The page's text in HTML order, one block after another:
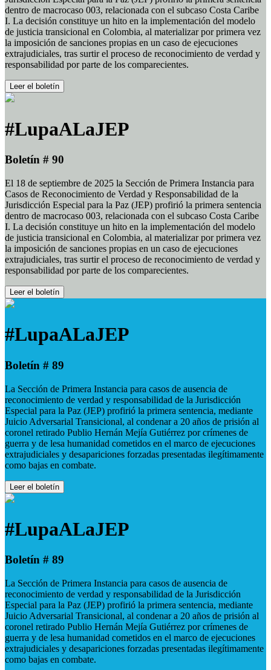
dentro de macrocaso 003, relacionada con el subcaso Costa Caribe
I. La decisión constituye un hito en la implementación del modelo
de justicia transicional en Colombia, al materializar por primera vez
la imposición de sanciones propias en un caso de ejecuciones
extrajudiciales, tras surtir el proceso de reconocimiento de verdad y
responsabilidad por parte de los comparecientes.
Leer el boletín
#LupaALaJEP
Boletín # 90
El 18 de septiembre de 2025 la Sección de Primera Instancia para
Casos de Reconocimiento de Verdad y Responsabilidad de la
Jurisdicción Especial para la Paz (JEP) profirió la primera sentencia
dentro de macrocaso 003, relacionada con el subcaso Costa Caribe
I. La decisión constituye un hito en la implementación del modelo
de justicia transicional en Colombia, al materializar por primera vez
la imposición de sanciones propias en un caso de ejecuciones
extrajudiciales, tras surtir el proceso de reconocimiento de verdad y
responsabilidad por parte de los comparecientes.
Leer el boletín
#LupaALaJEP
Boletín # 89
La Sección de Primera Instancia para casos de ausencia de
reconocimiento de verdad y responsabilidad de la Jurisdicción
Especial para la Paz (JEP) profirió la primera sentencia, mediante
Juicio Adversarial Transicional, al condenar a 20 años de prisión al
coronel retirado Publio Hernán Mejía Gutiérrez por crímenes de
guerra y de lesa humanidad cometidos en el marco de ejecuciones
extrajudiciales y desapariciones forzadas presentadas ilegítimamente
como bajas en combate.
Leer el boletín
#LupaALaJEP
Boletín # 89
La Sección de Primera Instancia para casos de ausencia de
reconocimiento de verdad y responsabilidad de la Jurisdicción
Especial para la Paz (JEP) profirió la primera sentencia, mediante
Juicio Adversarial Transicional, al condenar a 20 años de prisión al
coronel retirado Publio Hernán Mejía Gutiérrez por crímenes de
guerra y de lesa humanidad cometidos en el marco de ejecuciones
extrajudiciales y desapariciones forzadas presentadas ilegítimamente
como bajas en combate.